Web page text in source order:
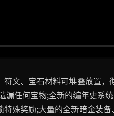
文、宝石材料可堆叠放置，
漏任何宝物;全新的编年史系
殊奖励;大量的全新暗金装